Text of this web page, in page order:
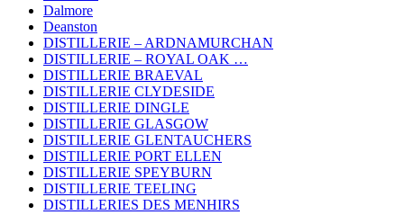
Dalmore
Deanston
DISTILLERIE – ARDNAMURCHAN
DISTILLERIE – ROYAL OAK …
DISTILLERIE BRAEVAL
DISTILLERIE CLYDESIDE
DISTILLERIE DINGLE
DISTILLERIE GLASGOW
DISTILLERIE GLENTAUCHERS
DISTILLERIE PORT ELLEN
DISTILLERIE SPEYBURN
DISTILLERIE TEELING
DISTILLERIES DES MENHIRS